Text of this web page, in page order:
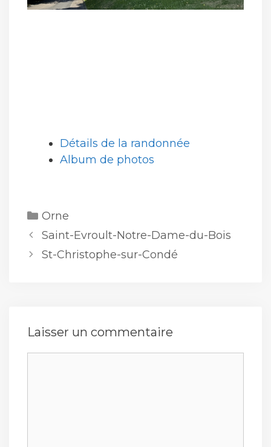
Détails de la randonnée
Album de photos
Catégories
Orne
Saint-Evroult-Notre-Dame-du-Bois
St-Christophe-sur-Condé
Laisser un commentaire